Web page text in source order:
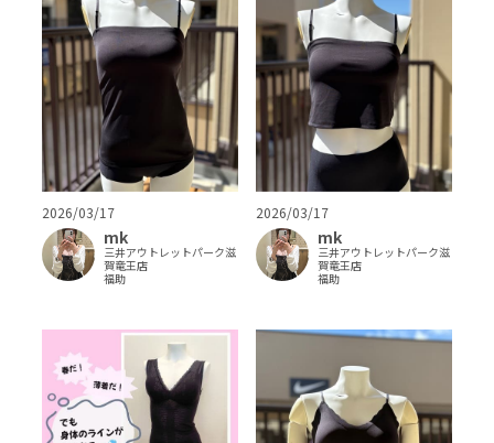
2026/03/17
mk
三井アウトレットパーク滋
賀竜王店
福助
2026/03/17
mk
三井アウトレットパーク滋
賀竜王店
福助